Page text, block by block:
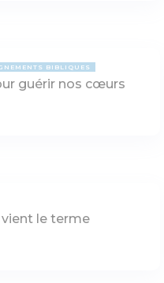
BIBLIQUES
guérir nos cœurs
le terme